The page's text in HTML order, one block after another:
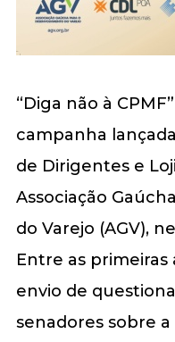
“Diga não à
campanha
de Dirigentes e
Associação
do Varejo (AGV),
Entre as primeiras
envio de
senadores sobre